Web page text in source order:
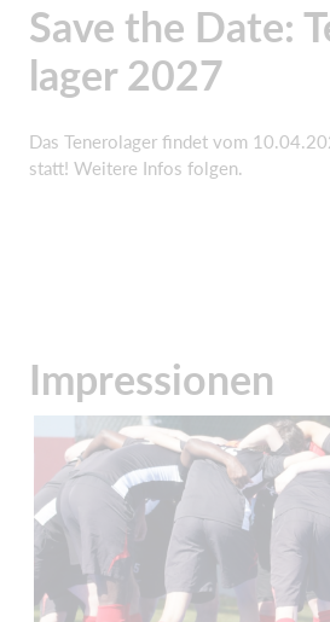
Save the Date:
lager 2027
Das Tenerolager findet vom
statt! Weitere Infos folgen.
Impressionen